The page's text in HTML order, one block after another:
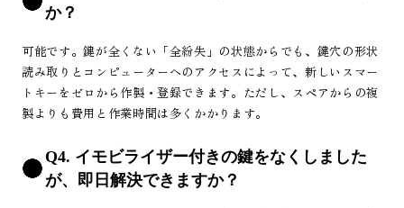
か？
可能です。鍵が全くない「全紛失」の状態からでも、鍵穴の形状
読み取りとコンピューターへのアクセスによって、新しいスマー
トキーをゼロから作製・登録できます。ただし、スペアからの複
製よりも費用と作業時間は多くかかります。
Q4. イモビライザー付きの鍵をなくしました
が、即日解決できますか？